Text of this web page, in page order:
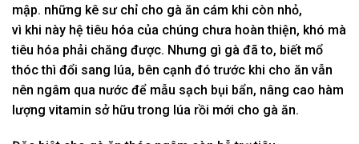
mập. những kê sư chỉ cho gà ăn cám khi còn nhỏ,
vì khi này hệ tiêu hóa của chúng chưa hoàn thiện, khó mà
tiêu hóa phải chăng được. Nhưng gì gà đãto, biết mổ
thóc thì đổi sang lúa, bên cạnh đó trước khi cho ăn vẫn
nên ngâm qua nước để mẫu sạch bụi bẩn, nâng cao hàm
lượng vitamin sở hữu trong lúa rồi mới cho gà ăn.